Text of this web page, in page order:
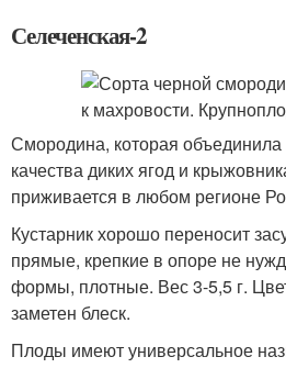
Селеченская-2
Смородина, которая
качества диких ягод и
приживается в любом регионе
Кустарник хорошо переносит
прямые, крепкие в опоре не
формы, плотные. Вес 3-5,5 г.
заметен блеск.
Плоды имеют универсальное